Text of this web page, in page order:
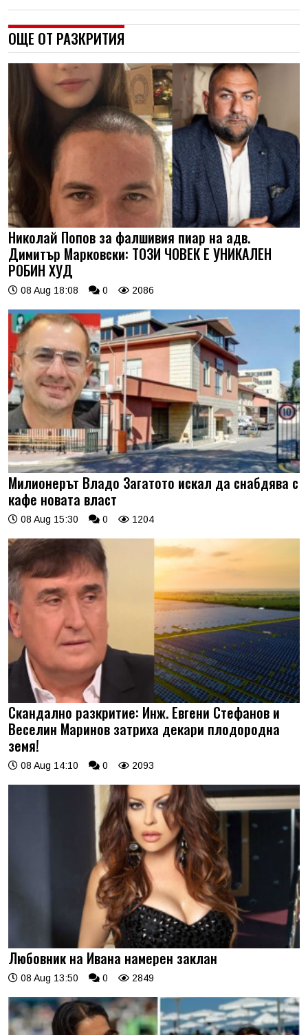
ОЩЕ ОТ РАЗКРИТИЯ
Николай Попов за фалшивия пиар на адв.
Димитър Марковски: ТОЗИ ЧОВЕК Е УНИКАЛЕН
РОБИН ХУД
08 Aug 18:08 0 2086
Милионерът Владо Загатото искал да снабдява с
кафе новата власт
08 Aug 15:30 0 1204
Скандално разкритие: Инж. Евгени Стефанов и
Веселин Маринов затриха декари плодородна
земя!
08 Aug 14:10 0 2093
Любовник на Ивана намерен заклан
08 Aug 13:50 0 2849